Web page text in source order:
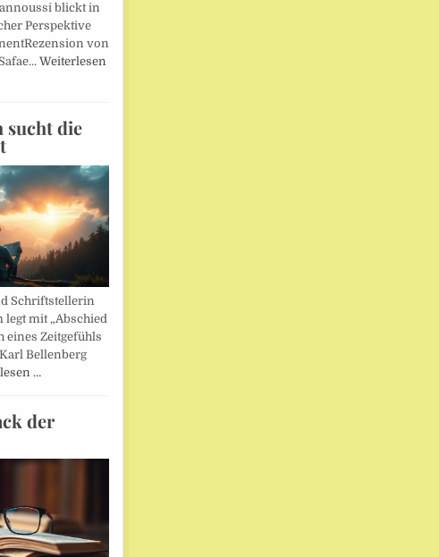
blickt in
Perspektive
von
Weiterlesen
sucht die
Schriftstellerin
mit „Abschied
eines Zeitgefühls
Bellenberg
…
der